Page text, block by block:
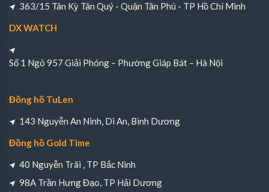
363/15 Tân Kỳ Tân Quý - Quận Tân Phú - TP Hồ Chí Minh
DX WATCH
Số 1 Ngõ 957 Giải Phóng – Phường Giáp Bát – Hà Nội
Đồng hồ TuLen
143 Nguyễn An Ninh, Di An, Bình Dương
Đồng hồ Gold Time
40 Nguyễn Trãi , TP Bắc Ninh
98A Trần Hưng Đạo, TP Hải Dương